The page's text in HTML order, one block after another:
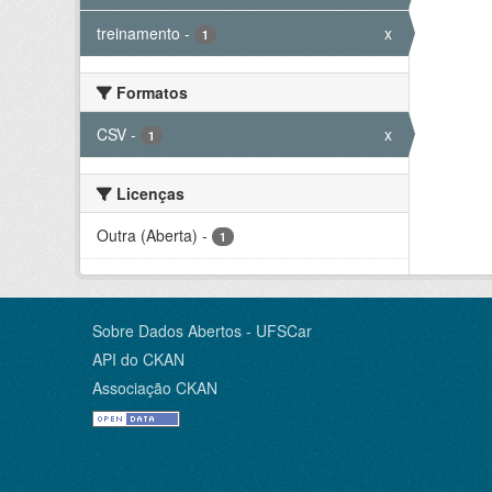
treinamento - 1 x
Formatos
CSV - 1 x
Licenças
Outra (Aberta) - 1
Sobre Dados Abertos - UFSCar
API do CKAN
Associação CKAN